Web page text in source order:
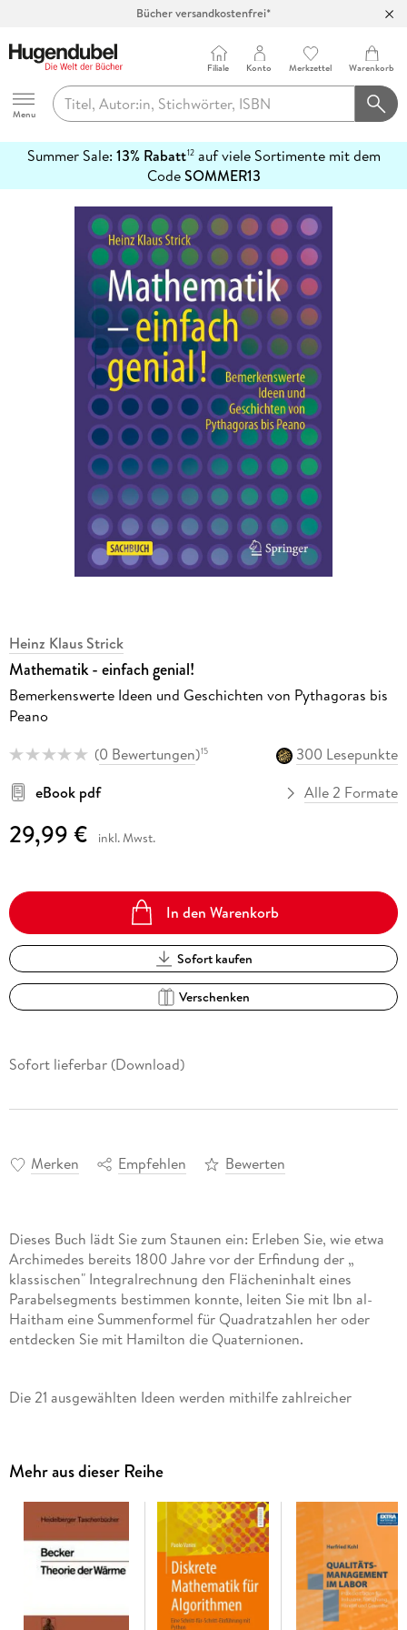
Bücher versandkostenfrei*
Abholung in über 100 Filialen
Hugendubel
Menu
Filiale Konto Merkzettel Warenkorb
Summer Sale: 13% Rabatt12auf viele Sortimente mit dem
CodeSOMMER13
erfahren
Heinz Klaus Strick
Mathematik - einfach genial!
Bemerkenswerte Ideen und Geschichten von Pythagoras bis
Peano
(0 Bewertungen)15
300 Lesepunkte
eBook pdf
Alle 2 Formate
29,99 € inkl. Mwst.
In den Warenkorb
Sofort kaufen
Verschenken
Sofort lieferbar (Download)
Merken Empfehlen Bewerten
Dieses Buch lädt Sie zum Staunen ein: Erleben Sie, wie etwa
Archimedes bereits 1800 Jahre vor der Erfindung der „
klassischen" Integralrechnung den Flächeninhalt eines
Parabelsegments bestimmen konnte, leiten Sie mit Ibn al-
Haitham eine Summenformel für Quadratzahlen her oder
entdecken Sie mit Hamilton die Quaternionen.
Die 21 ausgewählten Ideen werden mithilfe zahlreicher
Viele geniale Ansätze wurden von der Nachwelt regelrecht
vergessen - die Universalgelehrten aus dem islamischen
Kulturkreis etwa sind in Europa kaum noch bekannt, obwohl
sie einen wichtigen Beitrag zur Entwicklung der Mathematik
geleistet haben. In jedem Kapitel finden Sie daher auch
Informationen über das Leben dieser Personen sowie über die
Mehr aus dieser Reihe